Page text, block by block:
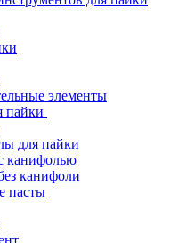
элементы
пайки
для пайки
канифолью
канифоли
пасты